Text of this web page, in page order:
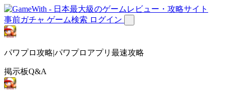
事前ガチャ ゲーム検索 ログイン
パワプロ攻略|パワプロアプリ最速攻略
掲示板Q&A